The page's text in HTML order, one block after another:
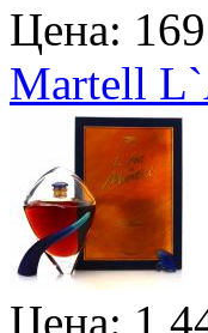
Цена:
Martell
Цена: 1